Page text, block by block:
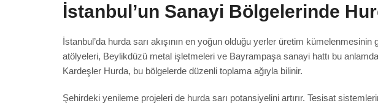
İstanbul’un Sanayi Bölgelerinde
İstanbul’da hurda sarı akışının en yoğun olduğu yerler üretim
atölyeleri, Beylikdüzü metal işletmeleri ve Bayrampaşa sanayi hattı bu
Kardeşler Hurda, bu bölgelerde düzenli toplama ağıyla bilinir.
Şehirdeki yenileme projeleri de hurda sarı potansiyelini artırır. Tesisat